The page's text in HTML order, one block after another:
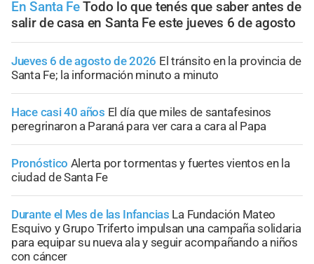
En Santa Fe Todo lo que tenés que saber antes de
salir de casa en Santa Fe este jueves 6 de agosto
Jueves 6 de agosto de 2026 El tránsito en la provincia de
Santa Fe; la información minuto a minuto
Hace casi 40 años El día que miles de santafesinos
peregrinaron a Paraná para ver cara a cara al Papa
Pronóstico Alerta por tormentas y fuertes vientos en la
ciudad de Santa Fe
Durante el Mes de las Infancias La Fundación Mateo
Esquivo y Grupo Triferto impulsan una campaña solidaria
para equipar su nueva ala y seguir acompañando a niños
con cáncer